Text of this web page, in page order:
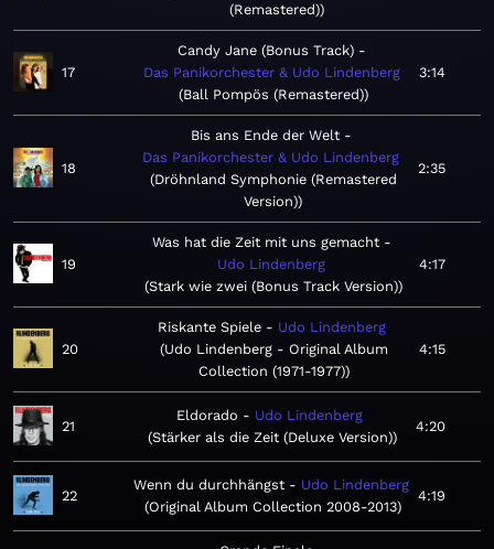
(Remastered)
17
Candy Jane (Bonus Track)
Das Panikorchester & Udo Lindenberg
Ball Pompös (Remastered)
3:14
18
Bis ans Ende der Welt
Das Panikorchester & Udo Lindenberg
Dröhnland Symphonie (Remastered
Version)
2:35
19
Was hat die Zeit mit uns gemacht
Udo Lindenberg
Stark wie zwei (Bonus Track Version)
4:17
20
Riskante Spiele
Udo Lindenberg
Udo Lindenberg - Original Album
Collection (1971-1977)
4:15
21
Eldorado
Udo Lindenberg
Stärker als die Zeit (Deluxe Version)
4:20
22
Wenn du durchhängst
Udo Lindenberg
Original Album Collection 2008-2013
4:19